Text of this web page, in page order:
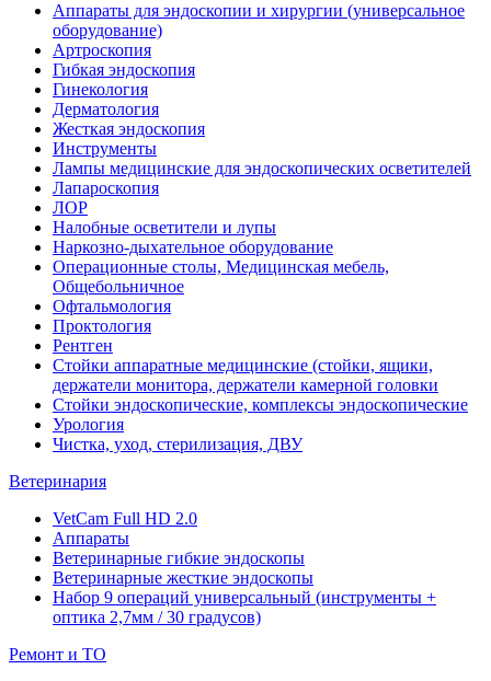
Аппараты для эндоскопии и хирургии (универсальное
оборудование)
Артроскопия
Гибкая эндоскопия
Гинекология
Дерматология
Жесткая эндоскопия
Инструменты
Лампы медицинские для эндоскопических осветителей
Лапароскопия
ЛОР
Налобные осветители и лупы
Наркозно-дыхательное оборудование
Операционные столы, Медицинская мебель,
Общебольничное
Офтальмология
Проктология
Рентген
Стойки аппаратные медицинские (стойки, ящики,
держатели монитора, держатели камерной головки
Стойки эндоскопические, комплексы эндоскопические
Урология
Чистка, уход, стерилизация, ДВУ
Ветеринария
VetCam Full HD 2.0
Аппараты
Ветеринарные гибкие эндоскопы
Ветеринарные жесткие эндоскопы
Набор 9 операций универсальный (инструменты +
оптика 2,7мм / 30 градусов)
Ремонт и ТО